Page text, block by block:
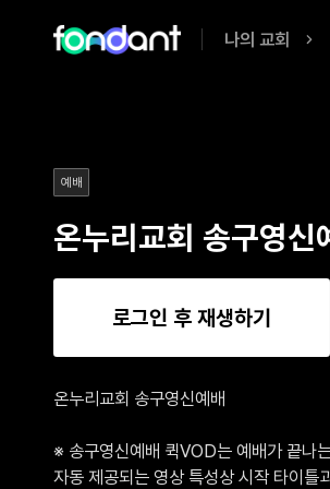
나의 교회
예배
온누리교회 송구영신
로그인 후 재생하기
온누리교회 송구영신예배
※ 송구영신예배 퀵VOD는 예배가 끝나
자동 제공되는 영상 특성상 시작 타이틀